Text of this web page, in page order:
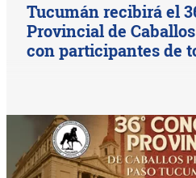
Tucumán recibirá el
Provincial de
con participantes de